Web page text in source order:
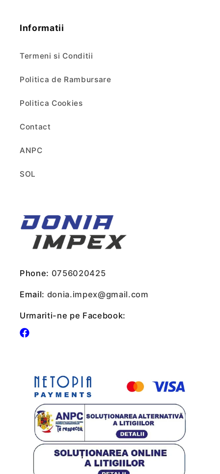
Informatii
Termeni si Conditii
Politica de Rambursare
Politica Cookies
Contact
ANPC
SOL
Phone: 0756020425
Email: donia.impex@gmail.com
Urmariti-ne pe Facebook:
Facebook